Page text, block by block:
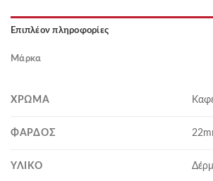
Επιπλέον πληροφορίες
Μάρκα
ΧΡΏΜΑ
ΦΆΡΔΟΣ
ΥΛΙΚΌ